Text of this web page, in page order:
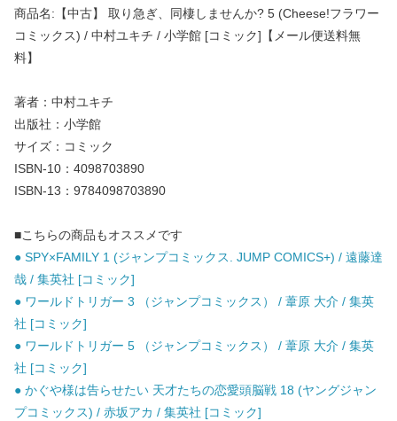
商品名:【中古】 取り急ぎ、同棲しませんか? 5 (Cheese!フラワー
コミックス) / 中村ユキチ / 小学館 [コミック]【メール便送料無
料】
著者：中村ユキチ
出版社：小学館
サイズ：コミック
ISBN-10：4098703890
ISBN-13：9784098703890
■こちらの商品もオススメです
● SPY×FAMILY 1 (ジャンプコミックス. JUMP COMICS+) / 遠藤達
哉 / 集英社 [コミック]
● ワールドトリガー 3 （ジャンプコミックス） / 葦原 大介 / 集英
社 [コミック]
● ワールドトリガー 5 （ジャンプコミックス） / 葦原 大介 / 集英
社 [コミック]
● かぐや様は告らせたい 天才たちの恋愛頭脳戦 18 (ヤングジャン
プコミックス) / 赤坂アカ / 集英社 [コミック]